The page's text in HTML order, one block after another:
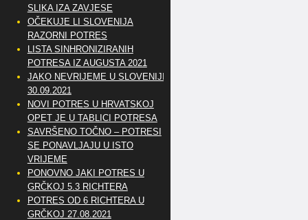
SLIKA IZA ZAVJESE
OČEKUJE LI SLOVENIJA
RAZORNI POTRES
LISTA SINHRONIZIRANIH
POTRESA IZ AUGUSTA 2021
JAKO NEVRIJEME U SLOVENIJI
30.09.2021
NOVI POTRES U HRVATSKOJ
OPET JE U TABLICI POTRESA
SAVRŠENO TOČNO – POTRESI
SE PONAVLJAJU U ISTO
VRIJEME
PONOVNO JAKI POTRES U
GRČKOJ 5.3 RICHTERA
POTRES OD 6 RICHTERA U
GRČKOJ 27.08.2021